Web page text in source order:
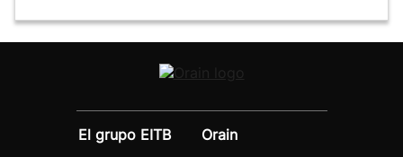
El grupo EITB
Orain